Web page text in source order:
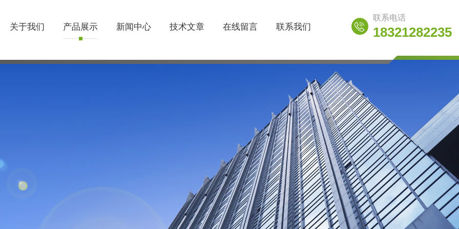
关于我们 产品展示 新闻中心 技术文章 在线留言 联系我们
联系电话
18321282235